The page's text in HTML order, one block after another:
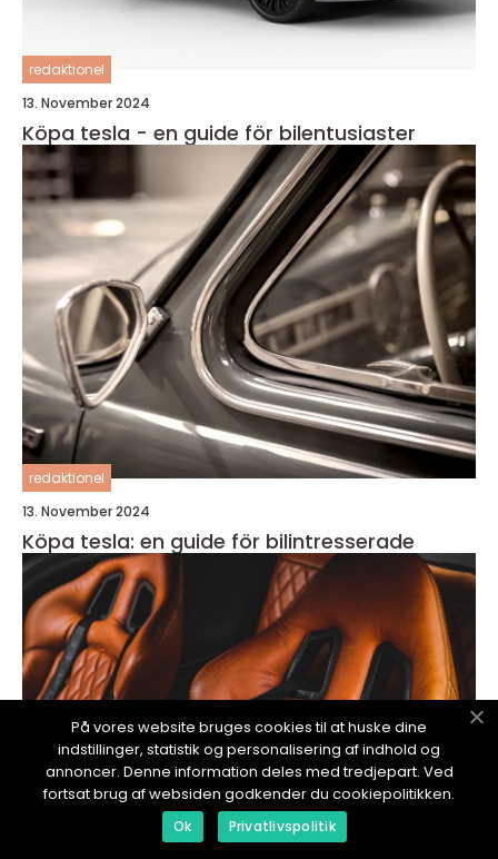
redaktionel
13. November 2024
Köpa tesla - en guide för bilentusiaster
redaktionel
13. November 2024
Köpa tesla: en guide för bilintresserade
På vores website bruges cookies til at huske dine
indstillinger, statistik og personalisering af indhold og
annoncer. Denne information deles med tredjepart. Ved
fortsat brug af websiden godkender du cookiepolitikken.
Ok Privatlivspolitik